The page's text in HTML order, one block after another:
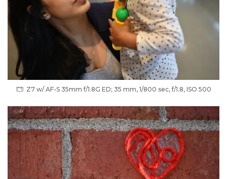
Z7 w/ AF-S 35mm f/1.8G ED; 35 mm, 1/800 sec, f/1.8, ISO 500